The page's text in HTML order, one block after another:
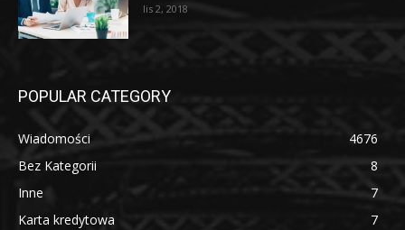
lis 2, 2018
POPULAR CATEGORY
Wiadomości
4676
Bez Kategorii
8
Inne
7
Karta kredytowa
7